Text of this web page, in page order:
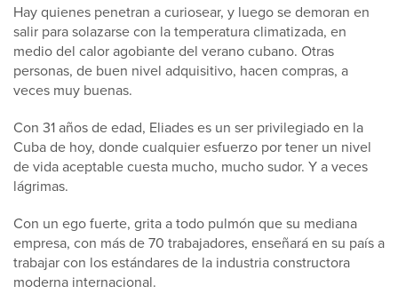
Hay quienes penetran a curiosear, y luego se demoran en
salir para solazarse con la temperatura climatizada, en
medio del calor agobiante del verano cubano. Otras
personas, de buen nivel adquisitivo, hacen compras, a
veces muy buenas.
Con 31 años de edad, Eliades es un ser privilegiado en la
Cuba de hoy, donde cualquier esfuerzo por tener un nivel
de vida aceptable cuesta mucho, mucho sudor. Y a veces
lágrimas.
Con un ego fuerte, grita a todo pulmón que su mediana
empresa, con más de 70 trabajadores, enseñará en su país a
trabajar con los estándares de la industria constructora
moderna internacional.